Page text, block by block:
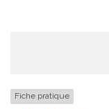
Fiche pratique